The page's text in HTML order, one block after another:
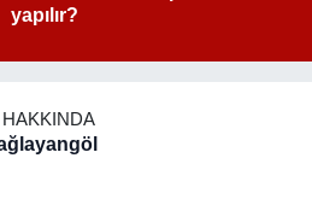
yapılır?